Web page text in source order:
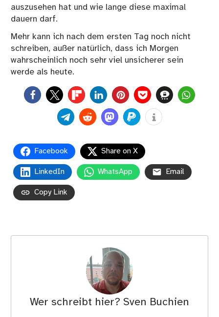
auszusehen hat und wie lange diese maximal
dauern darf.
Mehr kann ich nach dem ersten Tag noch nicht
schreiben, außer natürlich, dass ich Morgen
wahrscheinlich noch sehr viel unsicherer sein
werde als heute.
0
Facebook Share on X
LinkedIn WhatsApp Email
Copy Link
Wer schreibt hier? Sven Buchien